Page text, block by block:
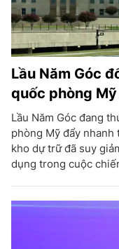
Lầu Năm Góc
quốc phòng
Lầu Năm Góc đang
phòng Mỹ đẩy nhanh
kho dự trữ đã suy
dụng trong cuộc